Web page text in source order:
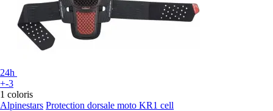
24h
+-3
1 coloris
Alpinestars Protection dorsale moto KR1 cell